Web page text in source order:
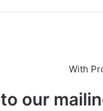
With
our